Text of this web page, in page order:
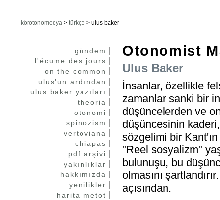
körotonomedya > türkçe > ulus baker
gündem
l'écume des jours
on the common
ulus'un ardından
ulus baker yazıları
theoria
otonomi
spinozism
vertoviana
chiapas
pdf arşivi
yakınlıklar
hakkımızda
yenilikler
harita metot
Otonomist
Ulus Baker
İnsanlar, özellikle
zamanlar sanki bir
düşüncelerden ve
düşüncesinin
sözgelimi bir
"Reel sosyalizm"
bulunuşu, bu
olmasını
açısından.